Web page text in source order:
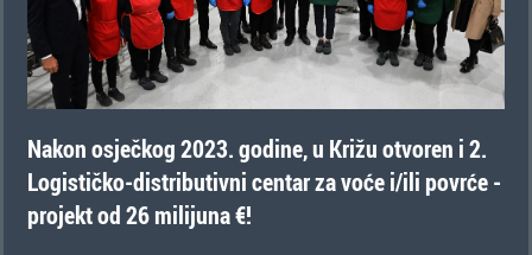
Nakon osječkog 2023. godine, u Križu otvoren i 2.
Logističko-distributivni centar za voće i/ili povrće -
projekt od 26 milijuna €!